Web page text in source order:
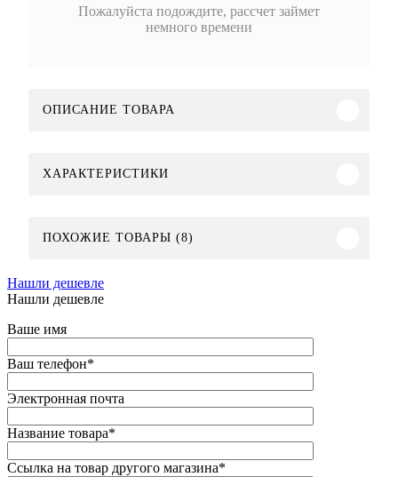
Пожалуйста подождите, рассчет займет
немного времени
ОПИСАНИЕ ТОВАРА
ХАРАКТЕРИСТИКИ
ПОХОЖИЕ ТОВАРЫ (8)
Нашли дешевле
Нашли дешевле
Ваше имя
Ваш телефон*
Электронная почта
Название товара*
Ссылка на товар другого магазина*